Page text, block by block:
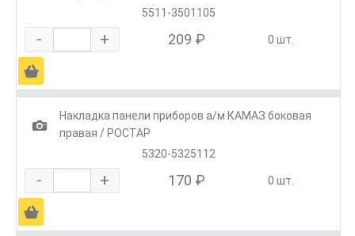
5511-3501105
- + 209 ₽ 0 шт.
Ä
1
Накладка панели приборов а/м КАМАЗ боковая
правая / РОСТАР
5320-5325112
- + 170 ₽ 0 шт.
Ä